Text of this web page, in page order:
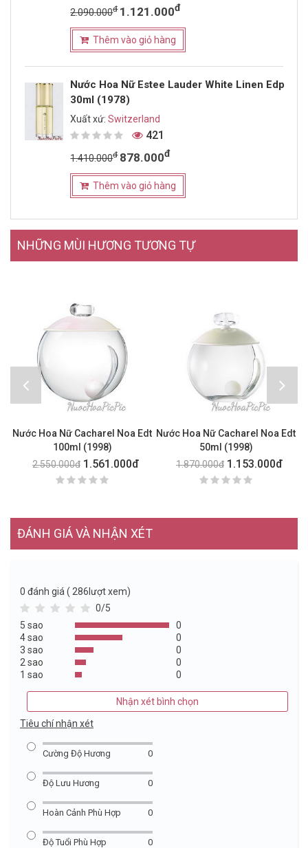
2.090.000đ 1.121.000đ
Thêm vào giỏ hàng
Nước Hoa Nữ Estee Lauder White Linen Edp
30ml (1978)
Xuất xứ:Switzerland
421
1.410.000đ 878.000đ
Thêm vào giỏ hàng
NHỮNG MÙI HƯƠNG TƯƠNG TỰ
Nước Hoa Nữ Cacharel Noa Edt
100ml (1998)
2.550.000đ 1.561.000đ
Nước Hoa Nữ Cacharel Noa Edt
50ml (1998)
1.870.000đ 1.153.000đ
ĐÁNH GIÁ VÀ NHẬN XÉT
0 đánh giá ( 286lượt xem)
0/5
5 sao
0
4 sao
0
3 sao
0
2 sao
0
1 sao
0
Nhận xét bình chọn
Tiêu chí nhận xét
Cường Độ Hương 0
Độ Lưu Hương 0
Hoàn Cảnh Phù Hợp 0
Độ Tuổi Phù Hợp 0